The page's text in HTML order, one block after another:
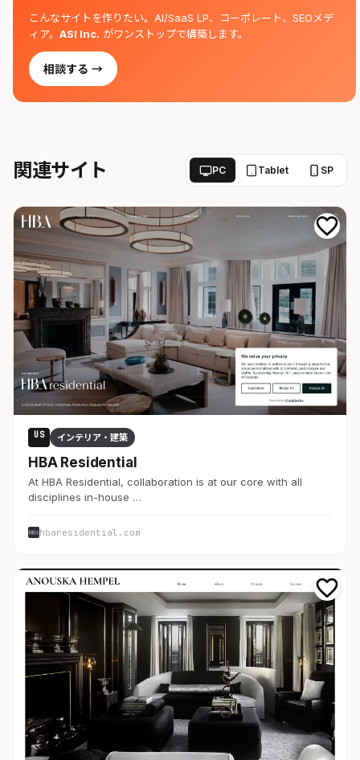
こんなサイトを作りたい。AI/SaaS LP、コーポレート、SEOメデ
ィア。 ASI Inc. がワンストップで構築します。
相談する →
関連サイト PC Tablet SP
US インテリア・建築
HBA Residential
At HBA Residential, collaboration is at our core with all
disciplines in-house …
hbaresidential.com